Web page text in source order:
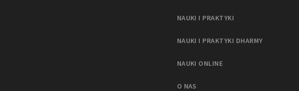
NAUKI I PRAKTYKI
NAUKI I PRAKTYKI DHARMY
NAUKI ONLINE
O NAS